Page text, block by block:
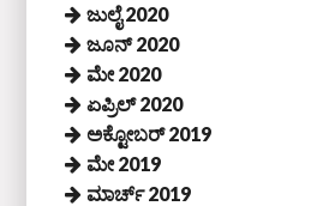
ಜುಲೈ 2020
ಜೂನ್ 2020
ಮೇ 2020
ಏಪ್ರಿಲ್ 2020
ಅಕ್ಟೋಬರ್ 2019
ಮೇ 2019
ಮಾರ್ಚ್ 2019